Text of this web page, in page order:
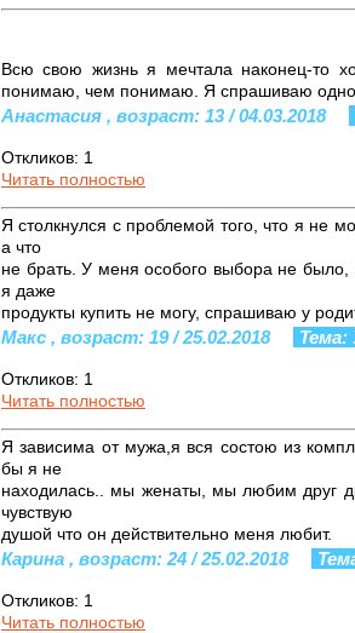
Всю свою жизнь я мечтала наконец-то
понимаю, чем понимаю. Я спрашиваю
Анастасия , возраст: 13 / 04.03.2018
Откликов: 1
Читать полностью
Я столкнулся с проблемой того, что я не
а что
не брать. У меня особого выбора не
я даже
продукты купить не могу, спрашиваю у
Макс , возраст: 19 / 25.02.2018 Тема:
Откликов: 1
Читать полностью
Я зависима от мужа,я вся состою из
бы я не
находилась.. мы женаты, мы любим друг
чувствую
душой что он действительно меня любит.
Карина , возраст: 24 / 25.02.2018
Откликов: 1
Читать полностью